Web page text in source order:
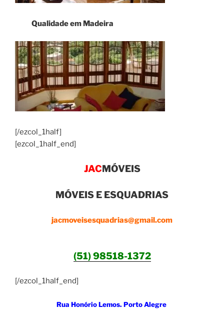
Qualidade em Madeira
[/ezcol_1half]
[ezcol_1half_end]
JACMÓVEIS
MÓVEIS E ESQUADRIAS
jacmoveisesquadrias@gmail.com
(51) 98518-1372
[/ezcol_1half_end]
Rua Honório Lemos. Porto Alegre